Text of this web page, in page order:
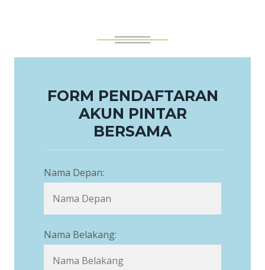
FORM PENDAFTARAN
AKUN PINTAR
BERSAMA
Nama Depan:
Nama Belakang: